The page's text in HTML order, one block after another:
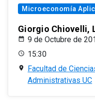
Microeconomía
Giorgio Chiovelli,
9 de Octubre de
15:30
Facultad de
Administrativas UC